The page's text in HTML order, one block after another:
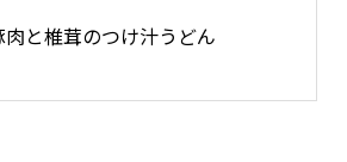
肉と椎茸のつけ汁うどん